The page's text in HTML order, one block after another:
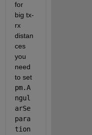
for
big tx-
rx
distan
ces
you
need
to set
pm.A
ngul
arSe
para
tion